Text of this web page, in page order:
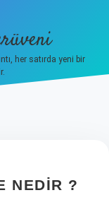
her satırda yeni bir
NEDIR ?